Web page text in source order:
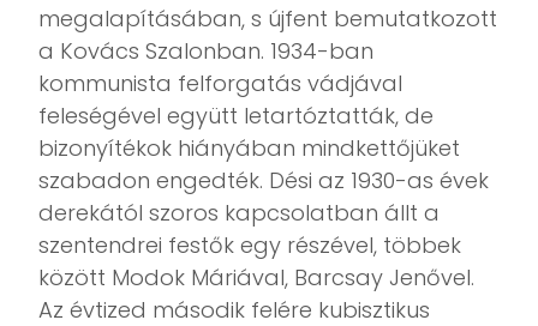
megalapításában, s újfent bemutatkozott
a Kovács Szalonban. 1934-ban
kommunista felforgatás vádjával
feleségével együtt letartóztatták, de
bizonyítékok hiányában mindkettőjüket
szabadon engedték. Dési az 1930-as évek
derekától szoros kapcsolatban állt a
szentendrei festők egy részével, többek
között Modok Máriával, Barcsay Jenővel.
Az évtized második felére kubisztikus